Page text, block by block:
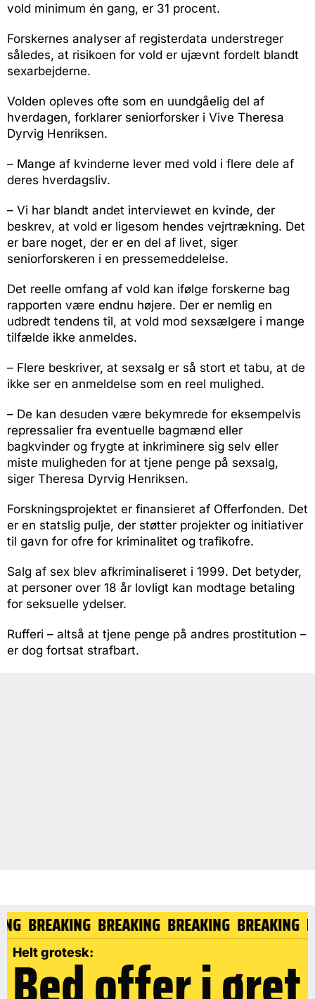
vold minimum én gang, er 31 procent.
Forskernes analyser af registerdata understreger
således, at risikoen for vold er ujævnt fordelt blandt
sexarbejderne.
Volden opleves ofte som en uundgåelig del af
hverdagen, forklarer seniorforsker i Vive Theresa
Dyrvig Henriksen.
– Mange af kvinderne lever med vold i flere dele af
deres hverdagsliv.
– Vi har blandt andet interviewet en kvinde, der
beskrev, at vold er ligesom hendes vejrtrækning. Det
er bare noget, der er en del af livet, siger
seniorforskeren i en pressemeddelelse.
Det reelle omfang af vold kan ifølge forskerne bag
rapporten være endnu højere. Der er nemlig en
udbredt tendens til, at vold mod sexsælgere i mange
tilfælde ikke anmeldes.
– Flere beskriver, at sexsalg er så stort et tabu, at de
ikke ser en anmeldelse som en reel mulighed.
– De kan desuden være bekymrede for eksempelvis
repressalier fra eventuelle bagmænd eller
bagkvinder og frygte at inkriminere sig selv eller
miste muligheden for at tjene penge på sexsalg,
siger Theresa Dyrvig Henriksen.
Forskningsprojektet er finansieret af Offerfonden. Det
er en statslig pulje, der støtter projekter og initiativer
til gavn for ofre for kriminalitet og trafikofre.
Salg af sex blev afkriminaliseret i 1999. Det betyder,
at personer over 18 år lovligt kan modtage betaling
for seksuelle ydelser.
Rufferi – altså at tjene penge på andres prostitution –
er dog fortsat strafbart.
BREAKING BREAKING BREAKING BREAKING
Helt grotesk: